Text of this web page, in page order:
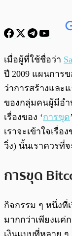
พร้อมเล่น
เมื่อผู้ที่ใช้ชื่อว่า
ปี 2009 แผนการ
ว่าการสร้างและ
ของกลุ่มคนผู้มีอ
เรื่องของ ‘การขุด
เราจะเข้าใจเรื่อ
วิ่ง) นั้นเราควรที่
การขุด
กิจกรรม ๆ หนึ่งที่
มากกว่าเพียงแค่
เงินแบบที่หลาย ๆ